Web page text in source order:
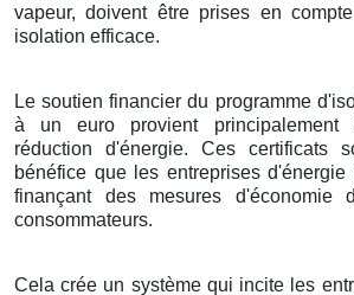
vapeur, doivent être prises en
isolation efficace.
Le soutien financier du programme
à un euro provient principalement
réduction d'énergie. Ces certificats
bénéfice que les entreprises
finançant des mesures d'économie
consommateurs.
Cela crée un système qui incite les